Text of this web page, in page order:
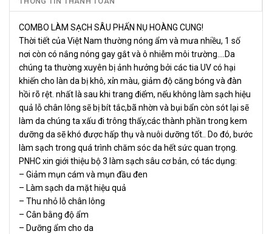
COMBO LÀM SẠCH SÂU PHẤN NỤ HOÀNG CUNG!
Thời tiết của Việt Nam thường nóng ẩm và mưa nhiều, 1 số
nơi còn có nắng nóng gay gắt và ô nhiễm môi trường….Da
chúng ta thường xuyên bị ảnh hưởng bởi các tia UV có hại
khiến cho làn da bị khô, xỉn màu, giảm độ căng bóng và đàn
hồi rõ rệt. nhất là sau khi trang điểm, nếu không làm sạch hiệu
quả lỗ chân lông sẽ bị bít tắc,bã nhờn và bụi bẩn còn sót lại sẽ
làm da chúng ta xấu đi trông thấy,các thành phần trong kem
dưỡng da sẽ khó được hấp thụ và nuôi dưỡng tốt.. Do đó, bước
làm sạch trong quá trình chăm sóc da hết sức quan trọng.
PNHC xin giới thiệu bộ 3 làm sạch sâu cơ bản, có tác dụng:
– Giảm mụn cám và mụn đầu đen
– Làm sạch da mặt hiệu quả
– Thu nhỏ lỗ chân lông
– Cân bằng độ ẩm
– Dưỡng ẩm cho da